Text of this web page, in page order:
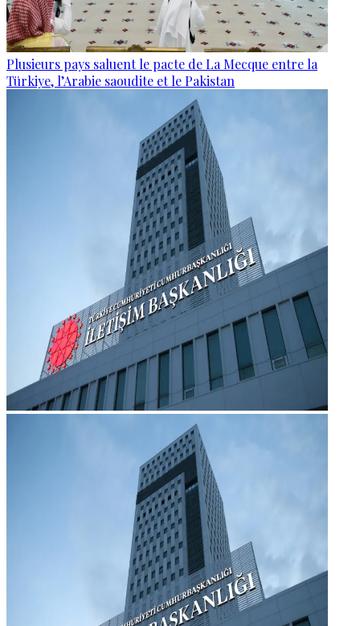
Plusieurs pays saluent le pacte de La Mecque entre la
Türkiye, l’Arabie saoudite et le Pakistan